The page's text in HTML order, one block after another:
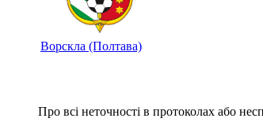
Ворскла (Полтава)
Про всі неточності в протоколах або